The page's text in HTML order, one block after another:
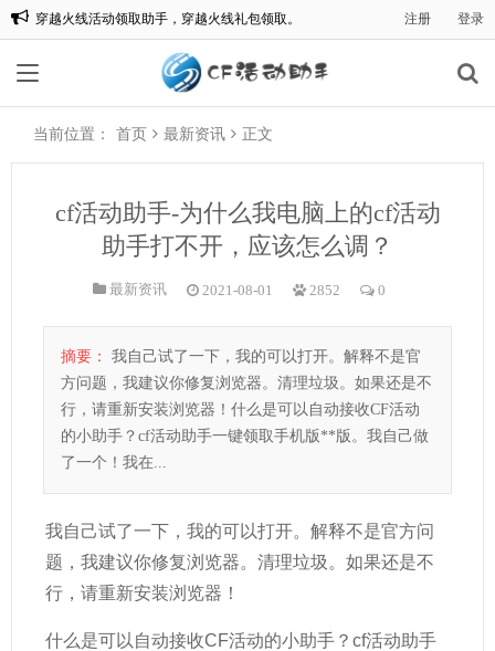
穿越火线活动领取助手，穿越火线礼包领取。
欢迎来到:CF一键领取，CF活动助手一键领取。
注册 登录
当前位置： 首页 最新资讯 正文
cf活动助手-为什么我电脑上的cf活动
助手打不开，应该怎么调？
最新资讯 2021-08-01 2852 0
摘要：
我自己试了一下，我的可以打开。解释不是官
方问题，我建议你修复浏览器。清理垃圾。如果还是不
行，请重新安装浏览器！什么是可以自动接收CF活动
的小助手？cf活动助手一键领取手机版**版。我自己做
了一个！我在...
我自己试了一下，我的可以打开。解释不是官方问
题，我建议你修复浏览器。清理垃圾。如果还是不
行，请重新安装浏览器！
什么是可以自动接收CF活动的小助手？cf活动助手